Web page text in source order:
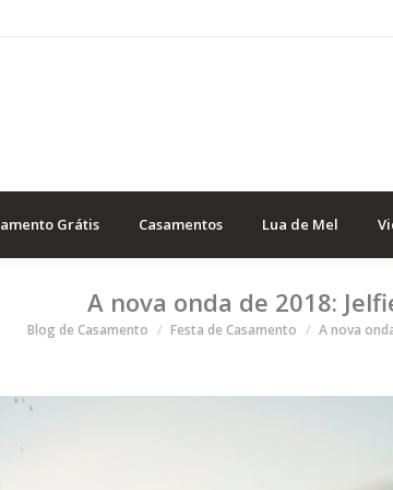
Grátis Casamentos Lua de Mel
A nova onda de 2018:
Você está aqui
Blog de Casamento Festa de Casamento A nova